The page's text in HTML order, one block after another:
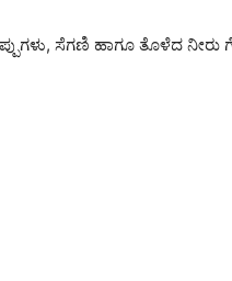
ಸೆಗಣಿ ಹಾಗೂ ತೊಳೆದ